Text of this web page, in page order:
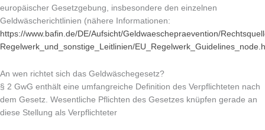
europäischer Gesetzgebung, insbesondere den einzelnen
Geldwäscherichtlinien (nähere Informationen:
https://www.bafin.de/DE/Aufsicht/Geldwaeschepraevention/
Regelwerk_und_sonstige_Leitlinien/
An wen richtet sich das Geldwäschegesetz?
§ 2 GwG enthält eine umfangreiche Definition des Verpflichteten nach
dem Gesetz. Wesentliche Pflichten des Gesetzes knüpfen gerade an
diese Stellung als Verpflichteter